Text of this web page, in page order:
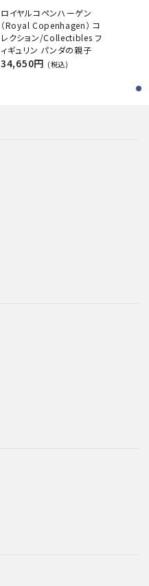
ロイヤルコペンハーゲン
（Royal Copenhagen） コ
レクション/Collectibles フ
ィギュリン パンダの親子
34,650円 (税込)